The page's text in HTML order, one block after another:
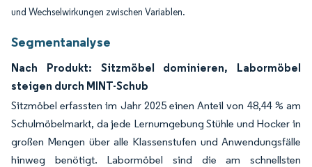
und Wechselwirkungen zwischen Variablen.
Segmentanalyse
Nach Produkt: Sitzmöbel dominieren, Labormöbel
steigen durch MINT-Schub
Sitzmöbel erfassten im Jahr 2025 einen Anteil von 48,44 % am
Schulmöbelmarkt, da jede Lernumgebung Stühle und Hocker in
großen Mengen über alle Klassenstufen und Anwendungsfälle
hinweg benötigt. Labormöbel sind die am schnellsten